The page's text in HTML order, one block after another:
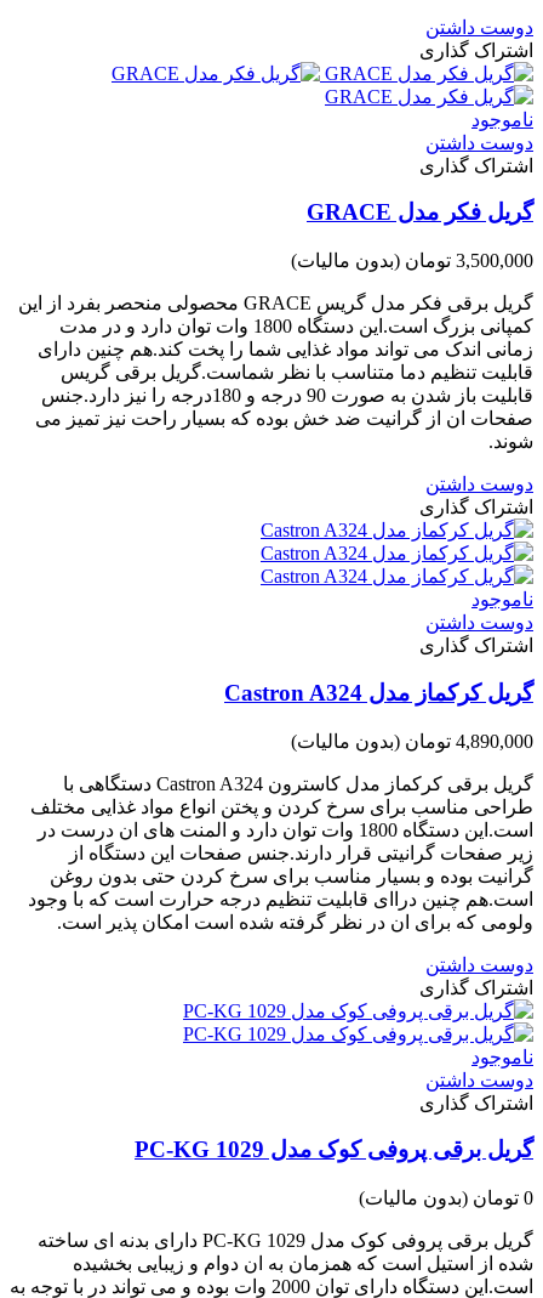
دوست داشتن
اشتراک گذاری
ناموجود
دوست داشتن
اشتراک گذاری
گریل فکر مدل GRACE
3,500,000 تومان (بدون مالیات)
گریل برقی فکر مدل گریس GRACE محصولی منحصر بفرد از این
کمپانی بزرگ است.این دستگاه 1800 وات توان دارد و در مدت
زمانی اندک می تواند مواد غذایی شما را پخت کند.هم چنین دارای
قابلیت تنظیم دما متناسب با نظر شماست.گریل برقی گریس
قابلیت باز شدن به صورت 90 درجه و 180درجه را نیز دارد.جنس
صفحات ان از گرانیت ضد خش بوده که بسیار راحت نیز تمیز می
شوند.
دوست داشتن
اشتراک گذاری
ناموجود
دوست داشتن
اشتراک گذاری
گریل کرکماز مدل Castron A324
4,890,000 تومان (بدون مالیات)
گریل برقی کرکماز مدل کاسترون Castron A324 دستگاهی با
طراحی مناسب برای سرخ کردن و پختن انواع مواد غذایی مختلف
است.این دستگاه 1800 وات توان دارد و المنت های ان درست در
زیر صفحات گرانیتی قرار دارند.جنس صفحات این دستگاه از
گرانیت بوده و بسیار مناسب برای سرخ کردن حتی بدون روغن
است.هم چنین دراای قابلیت تنظیم درجه حرارت است که با وجود
ولومی که برای ان در نظر گرفته شده است امکان پذیر است.
دوست داشتن
اشتراک گذاری
ناموجود
دوست داشتن
اشتراک گذاری
گریل برقی پروفی کوک مدل PC-KG 1029
0 تومان (بدون مالیات)
گریل برقی پروفی کوک مدل PC-KG 1029 دارای بدنه ای ساخته
شده از استیل است که همزمان به ان دوام و زیبایی بخشیده
است.این دستگاه دارای توان 2000 وات بوده و می تواند در با توجه به